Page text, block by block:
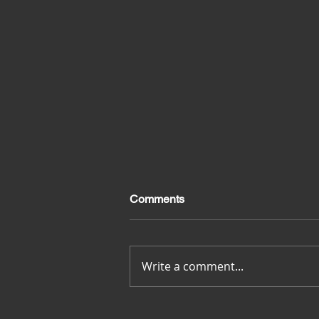
Merci pour tout
Comments
Write a comment...